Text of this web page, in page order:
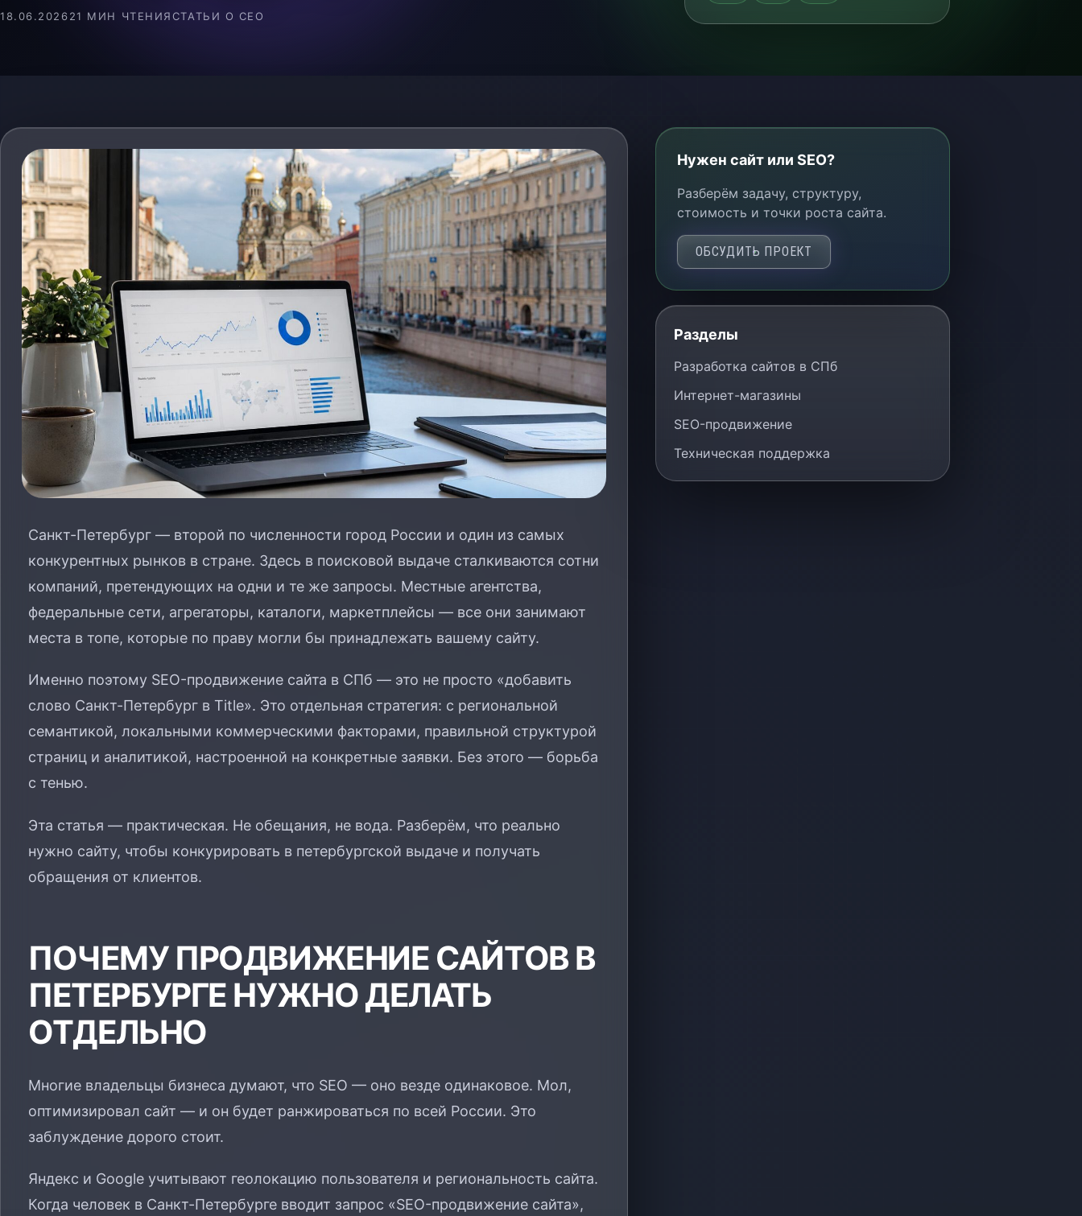
18.06.202621 МИН ЧТЕНИЯСТАТЬИ О СЕО
Санкт-Петербург — второй по численности город России и один из самых
конкурентных рынков в стране. Здесь в поисковой выдаче сталкиваются сотни
компаний, претендующих на одни и те же запросы. Местные агентства,
федеральные сети, агрегаторы, каталоги, маркетплейсы — все они занимают
места в топе, которые по праву могли бы принадлежать вашему сайту.
Именно поэтому SEO-продвижение сайта в СПб — это не просто «добавить
слово Санкт-Петербург в Title». Это отдельная стратегия: с региональной
семантикой, локальными коммерческими факторами, правильной структурой
страниц и аналитикой, настроенной на конкретные заявки. Без этого — борьба
с тенью.
Эта статья — практическая. Не обещания, не вода. Разберём, что реально
нужно сайту, чтобы конкурировать в петербургской выдаче и получать
обращения от клиентов.
ПОЧЕМУ ПРОДВИЖЕНИЕ САЙТОВ В
ПЕТЕРБУРГЕ НУЖНО ДЕЛАТЬ
ОТДЕЛЬНО
Многие владельцы бизнеса думают, что SEO — оно везде одинаковое. Мол,
оптимизировал сайт — и он будет ранжироваться по всей России. Это
заблуждение дорого стоит.
Яндекс и Google учитывают геолокацию пользователя и региональность сайта.
Когда человек в Санкт-Петербурге вводит запрос «SEO-продвижение сайта»,
Нужен сайт или SEO?
Разберём задачу, структуру,
стоимость и точки роста сайта.
ОБСУДИТЬ ПРОЕКТ
Разделы
Разработка сайтов в СПб
Интернет-магазины
SEO-продвижение
Техническая поддержка